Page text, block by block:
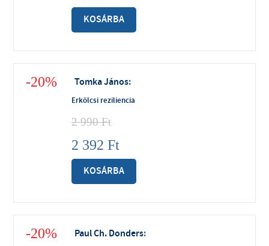
KOSÁRBA
-20% Tomka János:
Erkölcsi reziliencia
2 990Ft
2 392 Ft
KOSÁRBA
-20% Paul Ch. Donders: